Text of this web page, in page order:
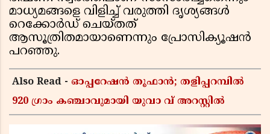
മാധ്യമങ്ങളെ വിളിച്ച് വരുത്തി ദൃശ്യങ്ങൾ
റെക്കോർഡ് ചെയ്തത്
ആസൂത്രിതമായാണെന്നും പ്രോസിക്യൂഷൻ
പറഞ്ഞു.
Also Read - ഓപ്പറേഷൻ തൂഫാൻ; തളിപ്പറമ്പിൽ
920 ഗ്രാം കഞ്ചാവുമായി യുവാ വ് അറസ്റ്റിൽ